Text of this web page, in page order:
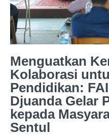
Menguatkan
Kolaborasi
Pendidikan:
Djuanda Gelar
kepada
Sentul